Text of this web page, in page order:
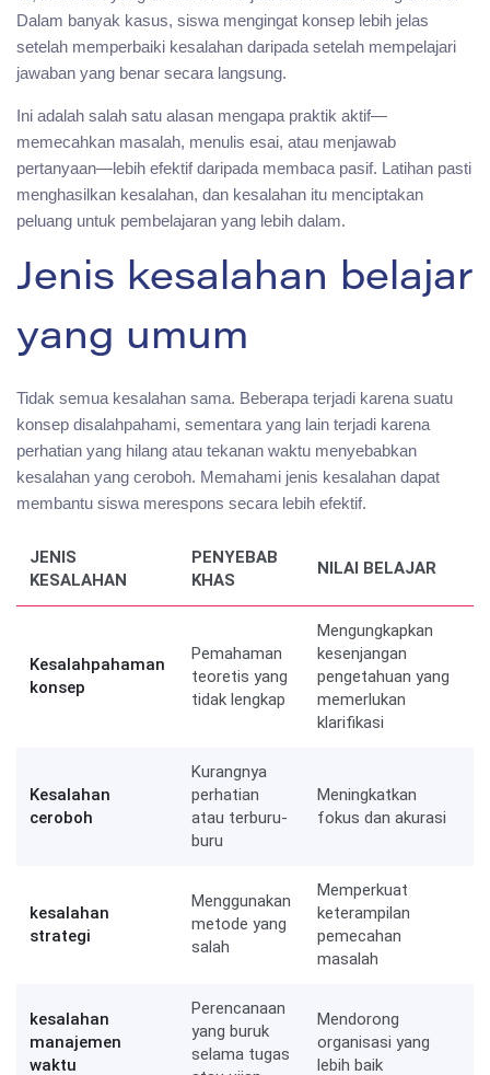
Dalam banyak kasus, siswa mengingat konsep lebih jelas
setelah memperbaiki kesalahan daripada setelah mempelajari
jawaban yang benar secara langsung.
Ini adalah salah satu alasan mengapa praktik aktif—
memecahkan masalah, menulis esai, atau menjawab
pertanyaan—lebih efektif daripada membaca pasif. Latihan pasti
menghasilkan kesalahan, dan kesalahan itu menciptakan
peluang untuk pembelajaran yang lebih dalam.
Jenis kesalahan belajar
yang umum
Tidak semua kesalahan sama. Beberapa terjadi karena suatu
konsep disalahpahami, sementara yang lain terjadi karena
perhatian yang hilang atau tekanan waktu menyebabkan
kesalahan yang ceroboh. Memahami jenis kesalahan dapat
membantu siswa merespons secara lebih efektif.
JENIS
KESALAHAN
PENYEBAB
KHAS
NILAI BELAJAR
Kesalahpahaman
konsep
Pemahaman
teoretis yang
tidak lengkap
Mengungkapkan
kesenjangan
pengetahuan yang
memerlukan
klarifikasi
Kesalahan
ceroboh
Kurangnya
perhatian
atau terburu-
buru
Meningkatkan
fokus dan akurasi
kesalahan
strategi
Menggunakan
metode yang
salah
Memperkuat
keterampilan
pemecahan
masalah
kesalahan
manajemen
waktu
Perencanaan
yang buruk
selama tugas
Mendorong
organisasi yang
lebih baik